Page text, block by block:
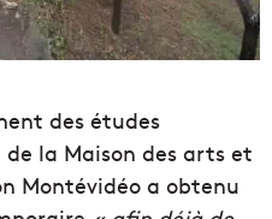
des études
la Maison des arts et
Montévidéo a obtenu